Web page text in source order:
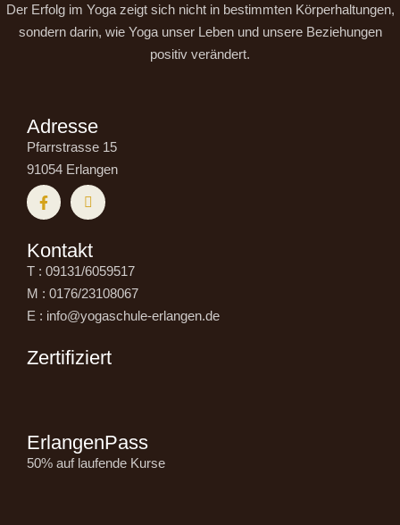
Der Erfolg im Yoga zeigt sich nicht in bestimmten Körperhaltungen,
sondern darin, wie Yoga unser Leben und unsere Beziehungen
positiv verändert.
Adresse
Pfarrstrasse 15
91054 Erlangen
Kontakt
T : 09131/6059517
M : 0176/23108067
E : info@yogaschule-erlangen.de
Zertifiziert
ErlangenPass
50% auf laufende Kurse